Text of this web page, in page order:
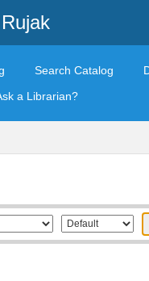
Search Catalog
a Librarian?